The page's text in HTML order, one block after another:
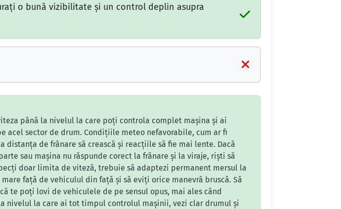
o bună vizibilitate şi un control deplin asupra
până la nivelul la care poți controla complet mașina și ai
sector de drum. Condițiile meteo nefavorabile, cum ar fi
de frânare să crească și reacțiile să fie mai lente. Dacă
sau mașina nu răspunde corect la frânare și la viraje, riști să
doar limita de viteză, trebuie să adaptezi permanent mersul la
față de vehiculul din față și să eviți orice manevră bruscă. Să
te poți lovi de vehiculele de pe sensul opus, mai ales când
nivelul la care ai tot timpul controlul mașinii, vezi clar drumul și